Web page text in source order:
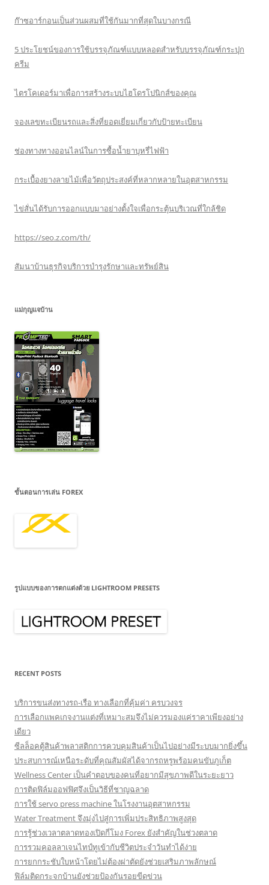
ก๊าซอาร์กอนเป็นส่วนผสมที่ใช้กันมากที่สุดในบางกรณี
5 ประโยชน์ของการใช้บรรจุภัณฑ์แบบหลอดสำหรับบรรจุภัณฑ์กระปุก
ครีม
ไตรโคเดอร์มาเพื่อการสร้างระบบไฮโดรโปนิกส์ของคุณ
จองเลขทะเบียนรถและสิ่งที่ยอดเยี่ยมเกี่ยวกับป้ายทะเบียน
ช่องทางทางออนไลน์ในการซื้อน้ำยาบุหรี่ไฟฟ้า
กระเบื้องยางลายไม้เพื่อวัตถุประสงค์ที่หลากหลายในอุตสาหกรรม
ไข่สั่นได้รับการออกแบบมาอย่างตั้งใจเพื่อกระตุ้นบริเวณที่ใกล้ชิด
https://seo.z.com/th/
สัมนาบ้านธุรกิจบริการบำรุงรักษาและทรัพย์สิน
แม่กุญแจบ้าน
ขั้นตอนการเล่น FOREX
รูปแบบของการตกแต่งด้วย LIGHTROOM PRESETS
RECENT POSTS
บริการขนส่งทางรถ-เรือ ทางเลือกที่คุ้มค่า ครบวงจร
การเลือกแพคเกจงานแต่งที่เหมาะสมจึงไม่ควรมองแค่ราคาเพียงอย่าง
เดียว
ซีลล็อคตู้สินค้าพลาสติกการควบคุมสินค้าเป็นไปอย่างมีระบบมากยิ่งขึ้น
ประสบการณ์เหนือระดับที่คุณสัมผัสได้จากรถหรูพร้อมคนขับภูเก็ต
Wellness Center เป็นคำตอบของคนที่อยากมีสุขภาพดีในระยะยาว
การติดฟิล์มออฟฟิศจึงเป็นวิธีที่ชาญฉลาด
การใช้ servo press machine ในโรงงานอุตสาหกรรม
Water Treatment จึงมุ่งไปสู่การเพิ่มประสิทธิภาพสูงสุด
การรู้ช่วงเวลาตลาดทองเปิดกี่โมง Forex ยังสำคัญในช่วงตลาด
การรวมคอลลาเจนไทป์ทูเข้ากับชีวิตประจำวันทำได้ง่าย
การยกกระชับใบหน้าโดยไม่ต้องผ่าตัดยังช่วยเสริมภาพลักษณ์
ฟิล์มติดกระจกบ้านยังช่วยป้องกันรอยขีดข่วน